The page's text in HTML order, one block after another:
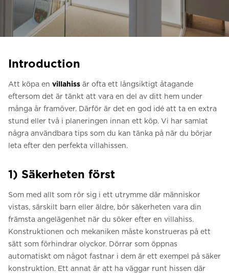
Be om ett offertförslag
Kontakta oss
FAQ
SV
Introduction
Att köpa en villahiss är ofta ett långsiktigt åtagande
eftersom det är tänkt att vara en del av ditt hem under
många år framöver. Därför är det en god idé att ta en extra
stund eller två i planeringen innan ett köp. Vi har samlat
några användbara tips som du kan tänka på när du börjar
leta efter den perfekta villahissen.
1) Säkerheten först
Som med allt som rör sig i ett utrymme där människor
vistas, särskilt barn eller äldre, bör säkerheten vara din
främsta angelägenhet när du söker efter en villahiss.
Konstruktionen och mekaniken måste konstrueras på ett
sätt som förhindrar olyckor. Dörrar som öppnas
automatiskt om något fastnar i dem är ett exempel på säker
konstruktion. Ett annat är att ha väggar runt hissen där